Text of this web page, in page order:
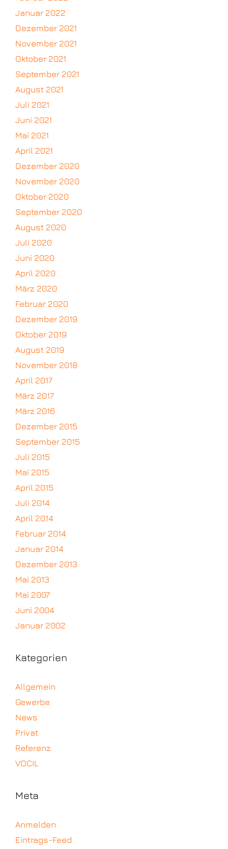
Januar 2022
Dezember 2021
November 2021
Oktober 2021
September 2021
August 2021
Juli 2021
Juni 2021
Mai 2021
April 2021
Dezember 2020
November 2020
Oktober 2020
September 2020
August 2020
Juli 2020
Juni 2020
April 2020
März 2020
Februar 2020
Dezember 2019
Oktober 2019
August 2019
November 2018
April 2017
März 2017
März 2016
Dezember 2015
September 2015
Juli 2015
Mai 2015
April 2015
Juli 2014
April 2014
Februar 2014
Januar 2014
Dezember 2013
Mai 2013
Mai 2007
Juni 2004
Januar 2002
Kategorien
Allgemein
Gewerbe
News
Privat
Referenz
VOCIL
Meta
Anmelden
Eintrags-Feed